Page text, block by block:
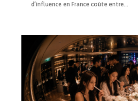
d’influence en France coûte entre...